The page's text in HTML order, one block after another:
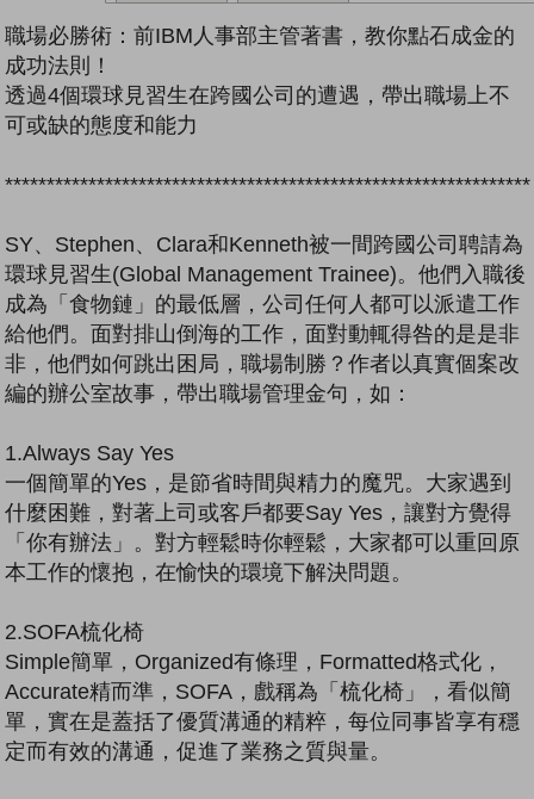
職場必勝術：前IBM人事部主管著書，教你點石成金的
成功法則！
透過4個環球見習生在跨國公司的遭遇，帶出職場上不
可或缺的態度和能力
***************************************************************
SY、Stephen、Clara和Kenneth被一間跨國公司聘請為
環球見習生(Global Management Trainee)。他們入職後
成為「食物鏈」的最低層，公司任何人都可以派遣工作
給他們。面對排山倒海的工作，面對動輒得咎的是是非
非，他們如何跳出困局，職場制勝？作者以真實個案改
編的辦公室故事，帶出職場管理金句，如：
1.Always Say Yes
一個簡單的Yes，是節省時間與精力的魔咒。大家遇到
什麼困難，對著上司或客戶都要Say Yes，讓對方覺得
「你有辦法」。對方輕鬆時你輕鬆，大家都可以重回原
本工作的懷抱，在愉快的環境下解決問題。
2.SOFA梳化椅
Simple簡單，Organized有條理，Formatted格式化，
Accurate精而準，SOFA，戲稱為「梳化椅」，看似簡
單，實在是蓋括了優質溝通的精粹，每位同事皆享有穩
定而有效的溝通，促進了業務之質與量。